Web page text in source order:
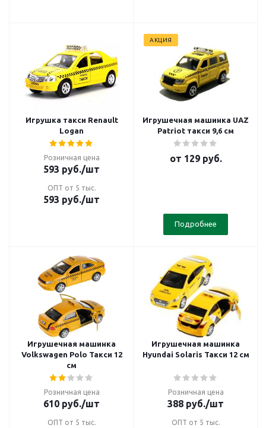
Игрушка такси Renault
Logan
Розничная цена
593 руб./шт
ОПТ от 5 тыс.
593 руб./шт
АКЦИЯ
Игрушечная машинка UAZ
Patriot такси 9,6 см
от 129 руб.
Подробнее
Игрушечная машинка
Volkswagen Polo Такси 12
см
Розничная цена
610 руб./шт
ОПТ от 5 тыс.
Игрушечная машинка
Hyundai Solaris Такси 12 см
Розничная цена
388 руб./шт
ОПТ от 5 тыс.